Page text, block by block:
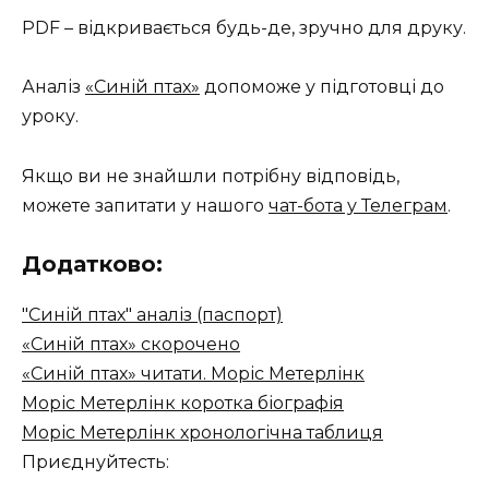
PDF – відкривається будь-де, зручно для друку.
Аналіз «Синій птах» допоможе у підготовці до
уроку.
Якщо ви не знайшли потрібну відповідь,
можете запитати у нашого чат-бота у Телеграм.
Додатково:
"Синій птах" аналіз (паспорт)
«Синій птах» скорочено
«Синій птах» читати. Моріс Метерлінк
Моріс Метерлінк коротка біографія
Моріс Метерлінк хронологічна таблиця
Приєднуйтесть: